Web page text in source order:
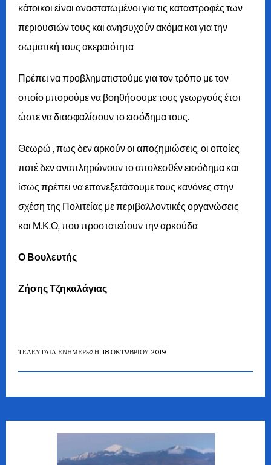
κάτοικοι είναι αναστατωμένοι για τις καταστροφές των
περιουσιών τους και ανησυχούν ακόμα και για την
σωματική τους ακεραιότητα
Πρέπει να προβληματιστούμε για τον τρόπο με τον
οποίο μπορούμε να βοηθήσουμε τους γεωργούς έτσι
ώστε να διασφαλίσουν το εισόδημα τους.
Θεωρώ , πως δεν αρκούν οι αποζημιώσεις, οι οποίες
ποτέ δεν αναπληρώνουν το απολεσθέν εισόδημα και
ίσως πρέπει να επανεξετάσουμε τους κανόνες στην
σχέση της Πολιτείας με περιβαλλοντικές οργανώσεις
και Μ.Κ.Ο, που προστατεύουν την αρκούδα
Ο Βουλευτής
Ζήσης Τζηκαλάγιας
ΤΕΛΕΥΤΑΊΑ ΕΝΗΜΈΡΩΣΗ: 18 ΟΚΤΩΒΡΊΟΥ 2019